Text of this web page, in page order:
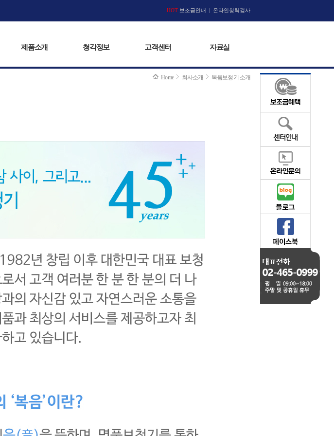
HOT 보조금안내 | 온라인청력검사
제품소개 청각정보 고객센터 자료실
고객센터 자료실
Home 회사소개 복음보청기 소개